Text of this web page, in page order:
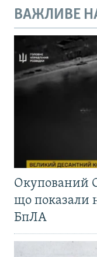
ВАЖЛИВЕ
Окупований
що показали
БпЛА